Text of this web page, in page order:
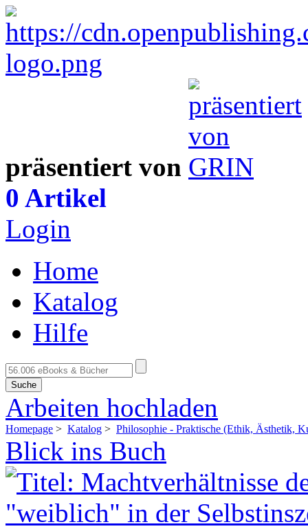
präsentiert von
0 Artikel
Login
Home
Katalog
Hilfe
Suche
Arbeiten hochladen
Homepage > Katalog > Philosophie - Praktische (Ethik, Ästhetik,
Blick ins Buch